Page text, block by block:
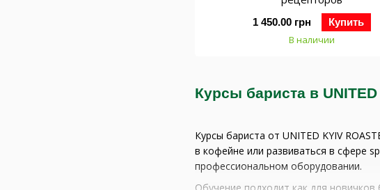
Курсы бариста в UNITED
Курсы бариста от UNITED KYIV
в кофейне или развиваться в сфере
профессиональном оборудовании.
1 450.00 грн Купить
В наличии